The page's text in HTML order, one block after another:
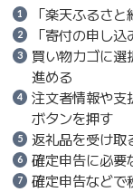
「楽天ふるさ
「寄付の申し
買い物カゴに選
進める
注文者情報や支
ボタンを押す
返礼品を受け取
確定申告に必要
確定申告などで